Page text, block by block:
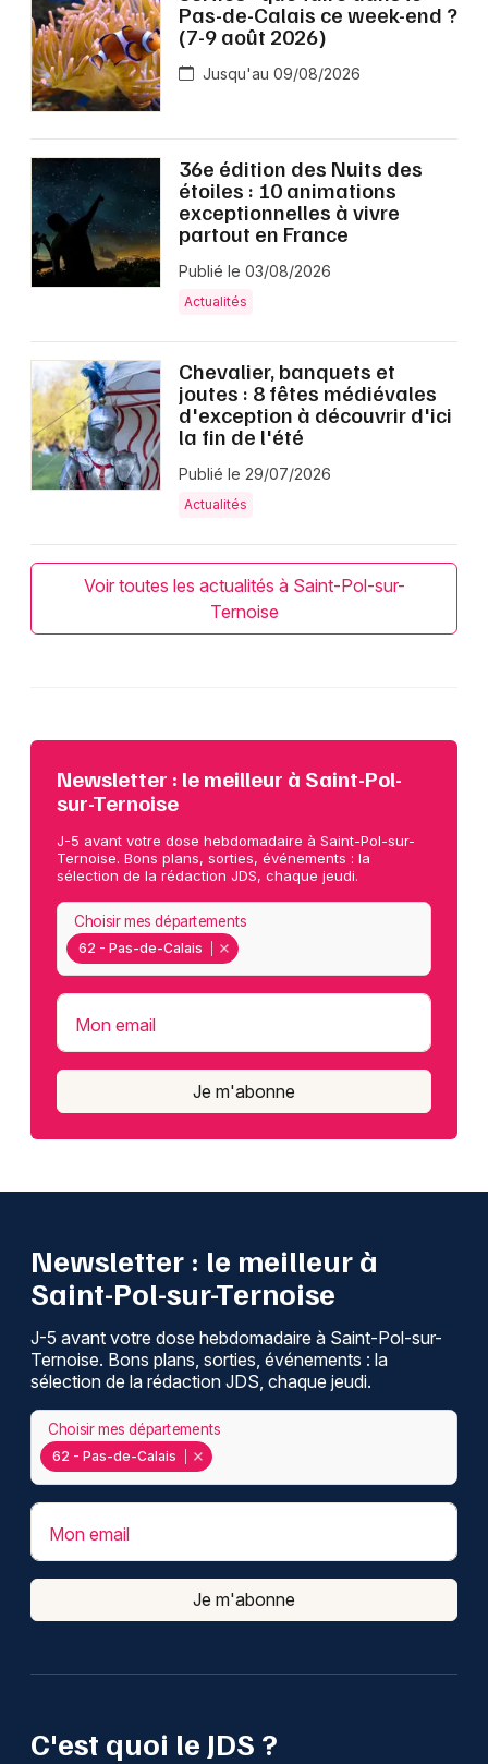
Pas-de-Calais ce week-end ?
(7-9 août 2026)
Jusqu'au 09/08/2026
36e édition des Nuits des
étoiles : 10 animations
exceptionnelles à vivre
partout en France
Publié le 03/08/2026
Actualités
Chevalier, banquets et
joutes : 8 fêtes médiévales
d'exception à découvrir d'ici
la fin de l'été
Publié le 29/07/2026
Actualités
Voir toutes les actualités à Saint-Pol-sur-
Ternoise
Newsletter : le meilleur à Saint-Pol-
sur-Ternoise
J-5 avant votre dose hebdomadaire à Saint-Pol-sur-
Ternoise. Bons plans, sorties, événements : la
sélection de la rédaction JDS, chaque jeudi.
62 - Pas-de-Calais
Choisir mes départements
Mon email
Je m'abonne
C'est quoi le JDS ?
Newsletter : le meilleur à
Saint-Pol-sur-Ternoise
J-5 avant votre dose hebdomadaire à Saint-Pol-sur-
Ternoise. Bons plans, sorties, événements : la
sélection de la rédaction JDS, chaque jeudi.
62 - Pas-de-Calais
Choisir mes départements
Mon email
Je m'abonne